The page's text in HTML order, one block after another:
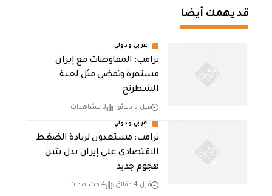
قد يهمك أيضا
عربي ودولي
‏ترامب: المفاوضات مع إيران
مستمرة وتمضي مثل لعبة
الشطرنج
قبل 3 دقائق 3 مشاهدات
عربي ودولي
‏ترامب: مستعدون لزيادة الضغط
الاقتصادي على إيران بدل شن
هجوم جديد
قبل 4 دقائق 4 مشاهدات